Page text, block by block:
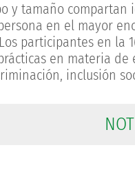
y tamaño compartan
en el mayor
participantes en la
en materia de
inclusión